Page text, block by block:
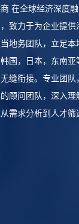
在全球经济深度
致力于为企业提
地务团队，立足
国，日本，东南
缝衔接。专业团
顾问团队，深入
需求分析到人才